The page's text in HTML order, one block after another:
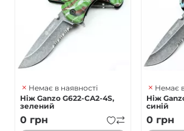
Немає в наявності
Ніж Ganzo G622-CA2-4S,
зелений
0 грн
Немає
Ніж
синій
0 грн